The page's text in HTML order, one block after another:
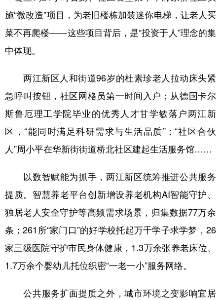
施“微改造”项目，为老旧楼栋加装迷你电梯，让老人买
菜不再爬楼——这些项目背后，是“投资于人”理念的集
中体现。
两江新区人和街道96岁的杜素珍老人拉动床头紧
急呼叫按钮，社区网格员第一时间入户；从德国卡尔
斯鲁厄理工学院毕业的优秀人才甘学敏落户两江新
区，“能同时满足科研需求与生活品质”；“社区合伙
人”周小平在华新街街道桥北社区建起生活服务馆……
以数智赋能为抓手，两江新区统筹推进公共服务
提质。智慧养老平台创新增设养老机构AI智能守护、
独居老人安全守护等高频需求场景，归集数据77万余
条；261所“家门口”的好学校托起万千学子求学梦，26
家三级医院守护市民身体健康，1.3万余张养老床位、
1.7万余个婴幼儿托位织密“一老一小”服务网络。
公共服务扩面提质之外，城市环境之变影响宜居